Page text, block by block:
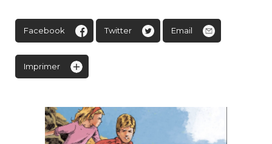
Facebook Twitter Email
Imprimer